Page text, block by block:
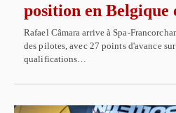
position en Belgique
Rafael Câmara arrive à Spa-
des pilotes, avec 27 points d'avance
qualifications…